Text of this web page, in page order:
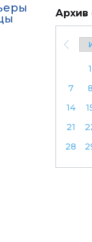
Архив
1
7
8
14
21
28